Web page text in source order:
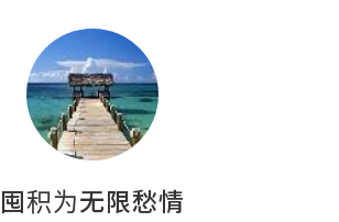
囤积为无限愁情